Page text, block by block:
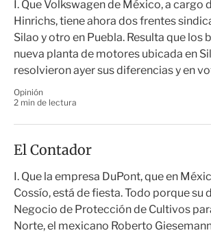
I. Que Volkswagen de México, a cargo
Hinrichs, tiene ahora dos frentes
Silao y otro en Puebla. Resulta que los
nueva planta de motores ubicada en
resolvieron ayer sus diferencias y en
Opinión
2 min de lectura
El Contador
I. Que la empresa DuPont, que en
Cossío, está de fiesta. Todo porque su
Negocio de Protección de Cultivos
Norte, el mexicano Roberto